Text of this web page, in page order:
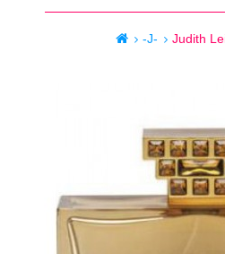
-J- Judith